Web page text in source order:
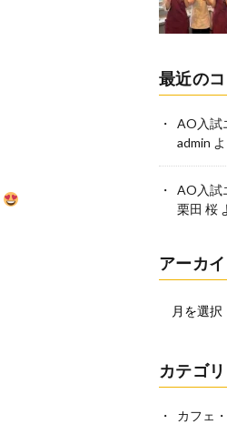
最近の
AO入試
admin
AO入試
栗田 桜
アーカ
カテゴ
カフェ